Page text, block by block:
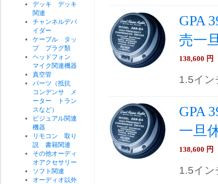
GPA
売一
138,600 円
1.5イ
GPA
一旦
138,600 円
1.5イ
デッキ デッキ
関連
チャンネルデバ
イダー
ケーブル タッ
プ プラグ類
ヘッドフォン
マイク関連機器
真空管
パーツ（抵抗
コンデンサ メ
ーター トラン
スなど）
ビジュアル関連
機器
リモコン 取り
説 書籍関連
その他オーディ
オアクセサリー
ソフト関連
オーディオ以外